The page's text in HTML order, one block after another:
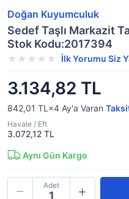
Doğan Kuyumculuk
Sedef Taşlı Markazit
Stok Kodu:2017394
İlk Yorumu Siz
3.134,82 TL
842,01 TL×4 Ay'a Varan
Havale / Eft
3.072,12 TL
Aynı Gün Kargo
Adet